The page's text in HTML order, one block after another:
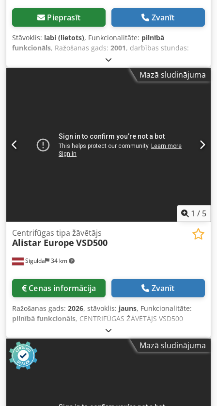
Pieprasīt Zvanīt
Stāvoklis: labi (lietots), Funkcionalitāte: pilnībā
funkcionāls, Ražošanas gads: 2001, darbības stundas:
, iekārtas/transportlīdzekļa numurs:
Dzinēja jauda: 179 kW/2200 apgr./min - Dzinēja tips:
Caterpillar 3126 DITA - 6 cilindri - Mašīnas svars: 17,5 t -
Mazā sludinājuma
1 / 5
Sigulda 34 km
Centrifūgas tipa žāvētājs
Alistar Europe VSD500
Cenas informācija Zvanīt
Ražošanas gads: 2026, stāvoklis: jauns, Funkcionalitāte:
pilnībā funkcionāls, CENTRIFŪGAS ŽĀVĒTĀJS VSD500
Uzlabots dārzeņu un salātu žāvētājs ar ergonomisku
dizainu un pretēji rotējošu centrifūgas ciklu. Šī iekārta
efektīvi žāvē salātus, dārzeņus, augļus un citas pārtikas
preces, saglabājot to kvalitāti un pagarina derīguma
termiņu. VSD500 modeli raksturo atvērta konstrukcija, kas
Mazā sludinājuma